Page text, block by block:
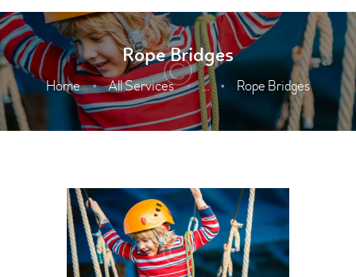
Rope Bridges
Home All Services ... Rope Bridges
BUY TICKETS / PASSES
ADMISSION & HOURS
MORE